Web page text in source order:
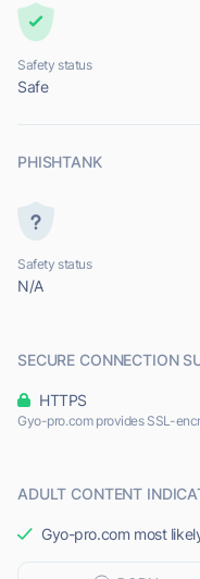
Safety status
Safe
PHISHTANK
Safety status
N/A
SECURE CONNECTION
HTTPS
Gyo-pro.com provides SSL-
ADULT CONTENT
Gyo-pro.com most